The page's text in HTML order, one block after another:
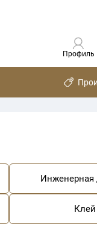
Профиль
Инженерная
Клей